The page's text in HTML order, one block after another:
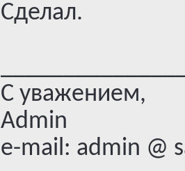
Сделал.
С уважением,
Admin
e-mail: admin @